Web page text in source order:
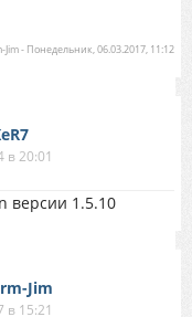
Jim- Понедельник, 06.03.2017, 11:12
в 20:01
версии 1.5.10
Jim
в 15:21